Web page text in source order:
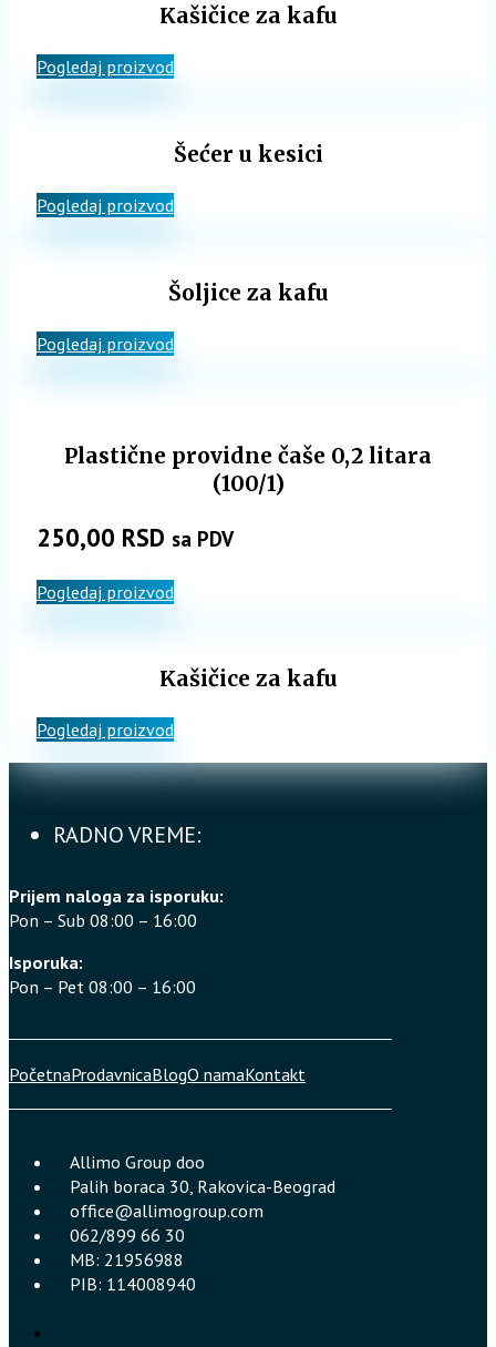
Kašičice za kafu
Pogledaj proizvod
Šećer u kesici
Pogledaj proizvod
Šoljice za kafu
Pogledaj proizvod
Plastične providne čaše 0,2 litara
(100/1)
250,00 RSD sa PDV
Pogledaj proizvod
Kašičice za kafu
Pogledaj proizvod
RADNO VREME:
Prijem naloga za isporuku:
Pon – Sub 08:00 – 16:00
Isporuka:
Pon – Pet 08:00 – 16:00
PočetnaProdavnicaBlogO namaKontakt
Allimo Group doo
Palih boraca 30, Rakovica-Beograd
office@allimogroup.com
062/899 66 30
MB: 21956988
PIB: 114008940